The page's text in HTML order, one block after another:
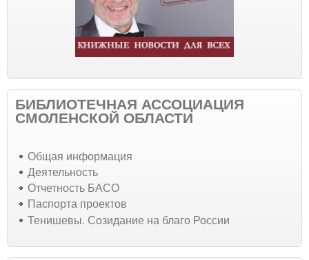
БИБЛИОТЕЧНАЯ АССОЦИАЦИЯ
СМОЛЕНСКОЙ ОБЛАСТИ
Общая информация
Деятельность
Отчетность БАСО
Паспорта проектов
Тенишевы. Созидание на благо России